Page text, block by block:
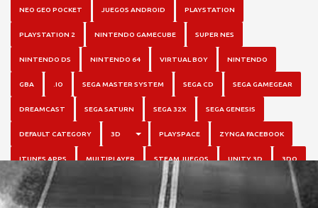
NEO GEO POCKET JUEGOS ANDROID PLAYSTATION
PLAYSTATION 2 NINTENDO GAMECUBE SUPER NES
NINTENDO DS NINTENDO 64 VIRTUAL BOY NINTENDO
GBA .IO SEGA MASTER SYSTEM SEGA CD SEGA GAMEGEAR
DREAMCAST SEGA SATURN SEGA 32X SEGA GENESIS
DEFAULT CATEGORY 3D TOGGLE DROPDOWN
PLAYSPACE ZYNGA FACEBOOK
ITUNES APPS MULTIPLAYER STEAM JUEGOS UNITY 3D 3DO